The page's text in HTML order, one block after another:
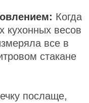
Когда
кухонных весов
все в
стакане
послаще,